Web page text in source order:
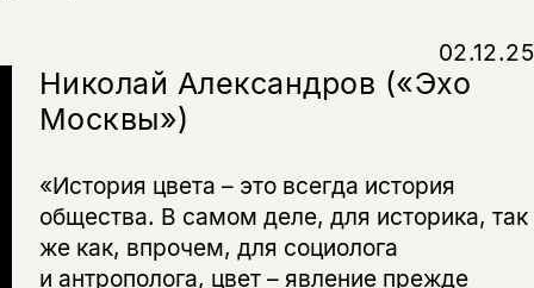
Николай Александров («Эхо
Москвы»)
02.12.25
«История цвета – это всегда история
общества. В самом деле, для историка, так
же как, впрочем, для социолога
и антрополога, цвет – явление прежде
Копировать